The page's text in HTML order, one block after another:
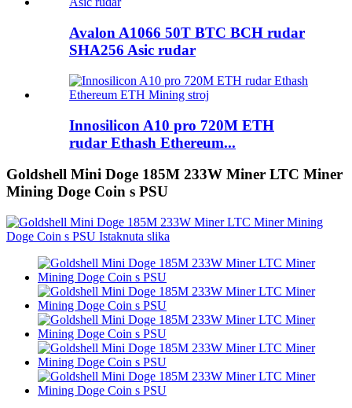
Avalon A1066 50T BTC BCH rudar
SHA256 Asic rudar
Innosilicon A10 pro 720M ETH
rudar Ethash Ethereum...
Goldshell Mini Doge 185M 233W Miner LTC Miner
Mining Doge Coin s PSU